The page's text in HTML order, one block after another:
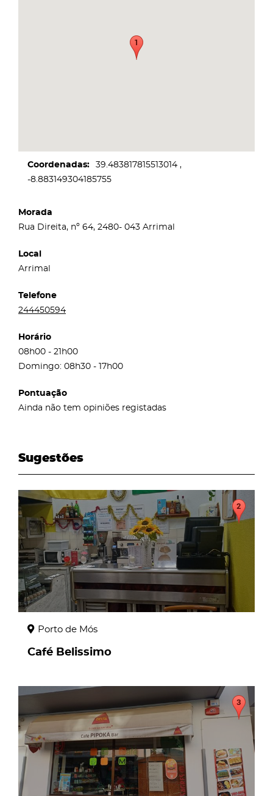
Coordenadas
39.483817815513014
-8.883149304185755
Morada
Rua Direita, nº 64, 2480- 043 Arrimal
Local
Arrimal
Telefone
244450594
Horário
08h00 - 21h00
Domingo: 08h30 - 17h00
Pontuação
Ainda não tem opiniões registadas
Sugestões
page
Porto de Mós
Café Belissimo
page